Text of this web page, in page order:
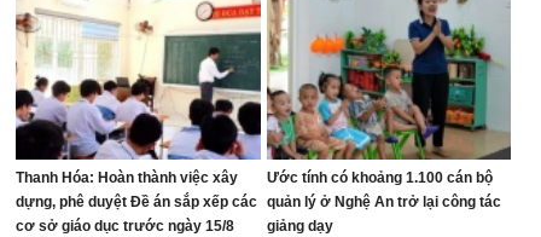
Thanh Hóa: Hoàn thành việc xây
dựng, phê duyệt Đề án sắp xếp các
cơ sở giáo dục trước ngày 15/8
Ước tính có khoảng 1.100 cán bộ
quản lý ở Nghệ An trở lại công tác
giảng dạy